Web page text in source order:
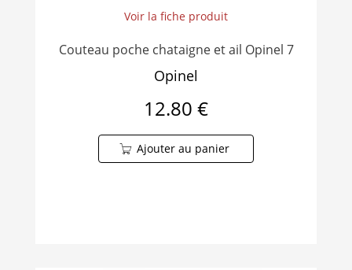
Voir la fiche produit
Couteau poche chataigne et ail Opinel 7
Opinel
12.80 €
Ajouter au panier